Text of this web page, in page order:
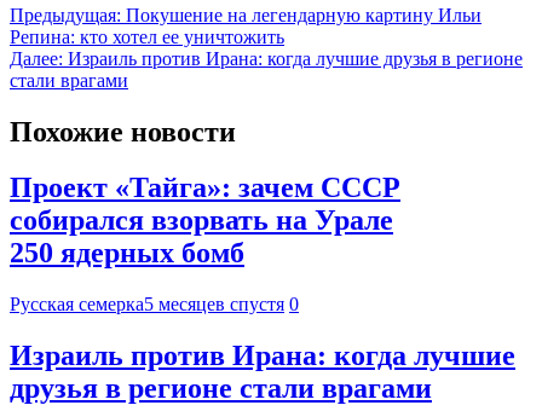
Предыдущая: Покушение на легендарную картину Ильи
Репина: кто хотел ее уничтожить
Далее: Израиль против Ирана: когда лучшие друзья в регионе
стали врагами
Похожие новости
Проект «Тайга»: зачем СССР
собирался взорвать на Урале
250 ядерных бомб
Русская семерка5 месяцев спустя 0
Израиль против Ирана: когда лучшие
друзья в регионе стали врагами